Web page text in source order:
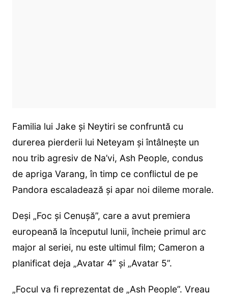
Familia lui Jake și Neytiri se confruntă cu
durerea pierderii lui Neteyam și întâlnește un
nou trib agresiv de Na’vi, Ash People, condus
de apriga Varang, în timp ce conflictul de pe
Pandora escaladează și apar noi dileme morale.
Deși „Foc și Cenușă”, care a avut premiera
europeană la începutul lunii, încheie primul arc
major al seriei, nu este ultimul film; Cameron a
planificat deja „Avatar 4” și „Avatar 5”.
„Focul va fi reprezentat de „Ash People”. Vreau